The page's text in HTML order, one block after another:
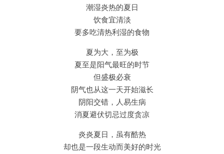
潮湿炎热的夏日
饮食宜清淡
要多吃清热利湿的食物
夏为大，至为极
夏至是阳气最旺的时节
但盛极必衰
阴气也从这一天开始滋长
阴阳交错，人易生病
消夏避伏切忌过度贪凉
炎炎夏日，虽有酷热
却也是一段生动而美好的时光